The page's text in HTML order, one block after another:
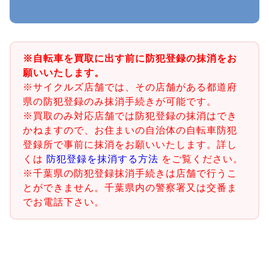
※自転車を買取に出す前に防犯登録の抹消をお
願いいたします。
※サイクルズ店舗では、その店舗がある都道府
県の防犯登録のみ抹消手続きが可能です。
※買取のみ対応店舗では防犯登録の抹消はでき
かねますので、お住まいの自治体の自転車防犯
登録所で事前に抹消をお願いいたします。詳し
くは 防犯登録を抹消する方法 をご覧ください。
※千葉県の防犯登録抹消手続きは店舗で行うこ
とができません。千葉県内の警察署又は交番ま
でお電話下さい。